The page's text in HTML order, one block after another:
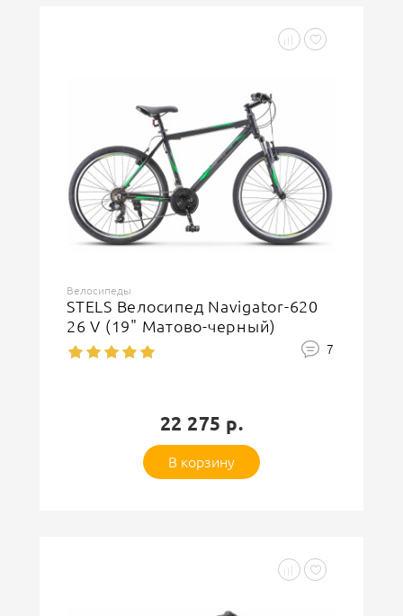
Велосипеды
STELS Велосипед Navigator-620
26 V (19" Матово-черный)
7
22 275 р.
В корзину